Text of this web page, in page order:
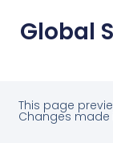
Global
This page
Changes made